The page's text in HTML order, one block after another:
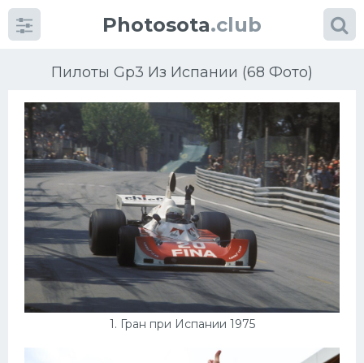
Photosota.club
Пилоты Gp3 Из Испании (68 Фото)
1. Гран при Испании 1975
КатегорииФото
Много картинок...
Футбол
Баскетбол